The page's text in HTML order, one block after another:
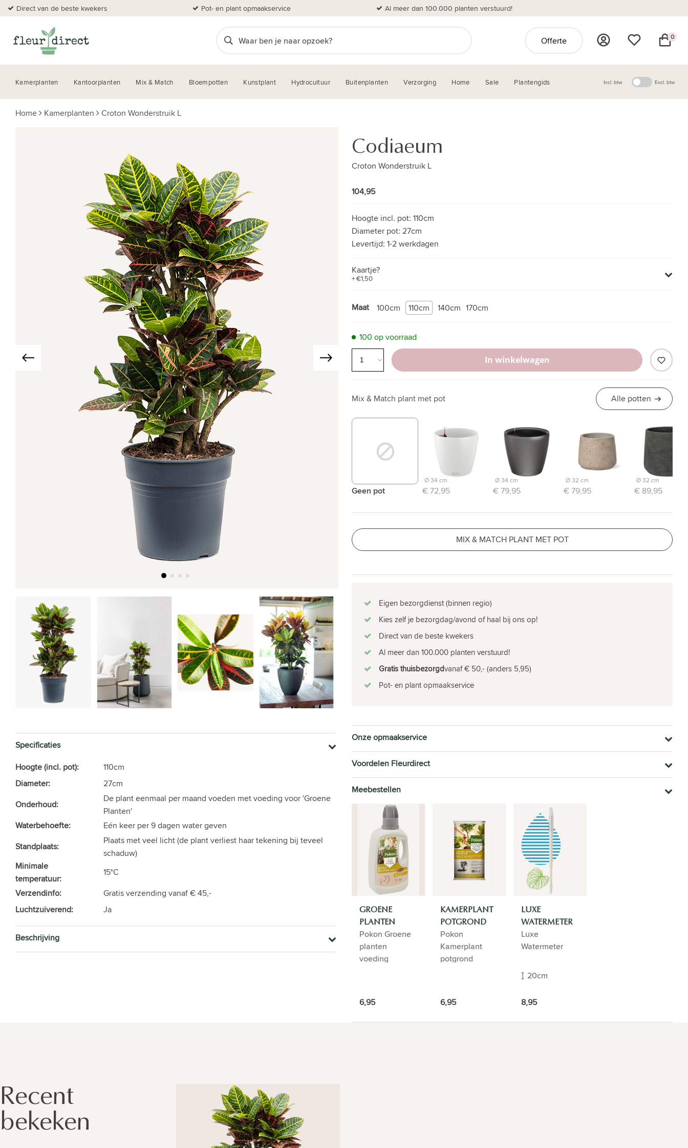
Direct van de beste kwekers Pot- en plant opmaakservice Al meer dan 100.000 planten verstuurd!
Offerte 0
Kamerplanten Kantoorplanten Mix & Match Bloempotten Kunstplant Hydrocultuur Buitenplanten Verzorging Home Sale Plantengids Incl. btw Excl. btw
Home Kamerplanten Croton Wonderstruik L
Specificaties
Hoogte (incl. pot):
110cm
Diameter:
27cm
Onderhoud:
De plant eenmaal per maand voeden met voeding voor 'Groene
Planten'
Waterbehoefte:
Eén keer per 9 dagen water geven
Standplaats:
Plaats met veel licht (de plant verliest haar tekening bij teveel
schaduw)
Minimale
temperatuur:
15°C
Verzendinfo:
Gratis verzending vanaf € 45,-
Luchtzuiverend:
Ja
Beschrijving
Codiaeum
Croton Wonderstruik L
104,95
Hoogte incl. pot: 110cm
Diameter pot: 27cm
Levertijd: 1-2 werkdagen
Kaartje?
+ €1,50
Maat 110cm 140cm 170cm
100cm
100 op voorraad
In winkelwagen
Mix & Match plant met pot Alle potten
Geen pot € 72,95
Ø 34 cm
€ 79,95
Ø 34 cm
€ 79,95
Ø 32 cm
€ 89,95
Ø 32 cm
MIX & MATCH PLANT MET POT
Eigen bezorgdienst (binnen regio)
Kies zelf je bezorgdag/avond of haal bij ons op!
Direct van de beste kwekers
Al meer dan 100.000 planten verstuurd!
Gratis thuisbezorgdvanaf € 50,- (anders 5,95)
Pot- en plant opmaakservice
Onze opmaakservice
Voordelen Fleurdirect
Meebestellen
GROENE
PLANTEN
VOEDING
Pokon Groene
planten
voeding
6,95
KAMERPLANT
POTGROND
Pokon
Kamerplant
potgrond
6,95
LUXE
WATERMETER
Luxe
Watermeter
20cm
8,95
Recent
bekeken